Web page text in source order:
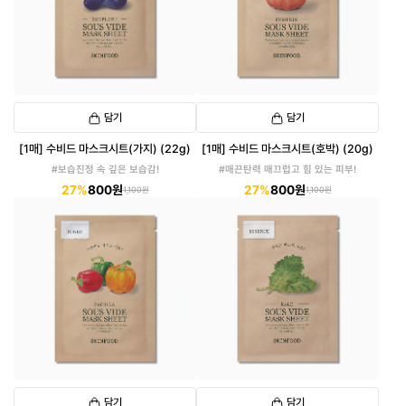
담기
[1매] 수비드 마스크시트(가지) (22g)
#보습진정 속 깊은 보습감!
27%800원1,100원
담기
[1매] 수비드 마스크시트(호박) (20g)
#매끈탄력 매끄럽고 힘 있는 피부!
27%800원1,100원
담기 담기